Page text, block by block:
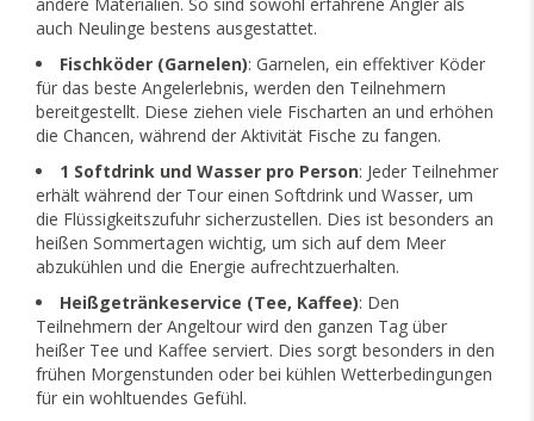
auch Neulinge bestens ausgestattet.
Fischköder (Garnelen): Garnelen, ein effektiver Köder
für das beste Angelerlebnis, werden den Teilnehmern
bereitgestellt. Diese ziehen viele Fischarten an und erhöhen
die Chancen, während der Aktivität Fische zu fangen.
1 Softdrink und Wasser pro Person: Jeder Teilnehmer
erhält während der Tour einen Softdrink und Wasser, um
die Flüssigkeitszufuhr sicherzustellen. Dies ist besonders an
heißen Sommertagen wichtig, um sich auf dem Meer
abzukühlen und die Energie aufrechtzuerhalten.
Heißgetränkeservice (Tee, Kaffee): Den
Teilnehmern der Angeltour wird den ganzen Tag über
heißer Tee und Kaffee serviert. Dies sorgt besonders in den
frühen Morgenstunden oder bei kühlen Wetterbedingungen
für ein wohltuendes Gefühl.